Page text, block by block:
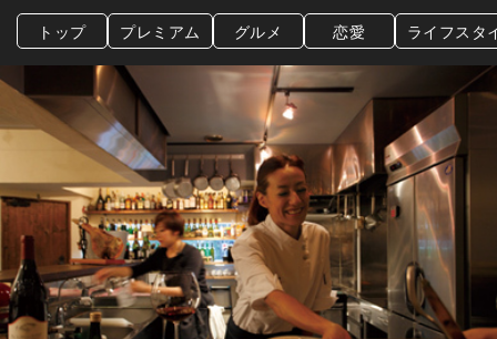
トップ プレミアム グルメ 恋愛 ライフスタ